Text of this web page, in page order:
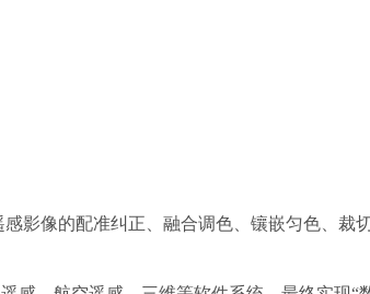
影像的配准纠正、融合调色、镶嵌匀色、裁